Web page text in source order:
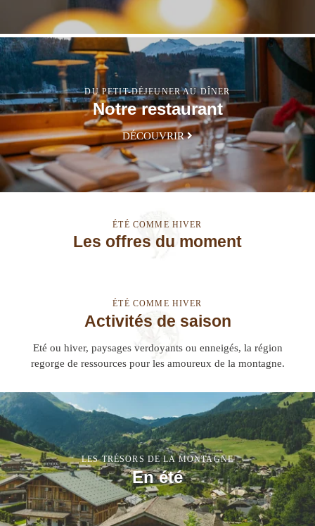
DU PETIT-DÉJEUNER AU DÎNER
Notre restaurant
DÉCOUVRIR
ÉTÉ COMME HIVER
Les offres du moment
ÉTÉ COMME HIVER
Activités de saison
Eté ou hiver, paysages verdoyants ou enneigés, la région
regorge de ressources pour les amoureux de la montagne.
LES TRÉSORS DE LA MONTAGNE
En été